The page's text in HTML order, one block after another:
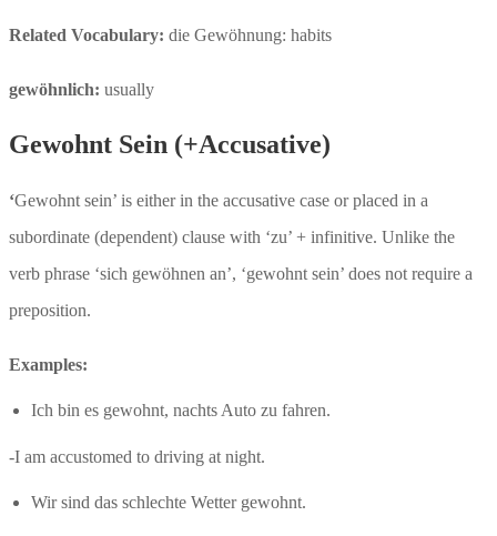
Related Vocabulary: die Gewöhnung: habits
gewöhnlich: usually
Gewohnt Sein (+Accusative)
‘Gewohnt sein’ is either in the accusative case or placed in a
subordinate (dependent) clause with ‘zu’ + infinitive. Unlike the
verb phrase ‘sich gewöhnen an’, ‘gewohnt sein’ does not require a
preposition.
Examples:
Ich bin es gewohnt, nachts Auto zu fahren.
-I am accustomed to driving at night.
Wir sind das schlechte Wetter gewohnt.